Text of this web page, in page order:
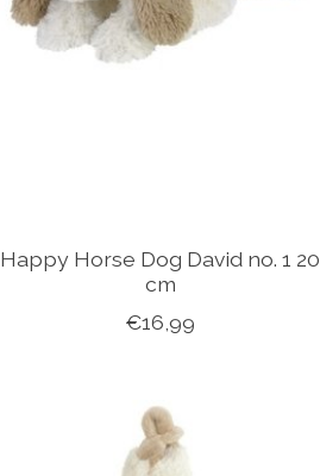
Happy Horse Dog David no. 1 20
cm
€16,99